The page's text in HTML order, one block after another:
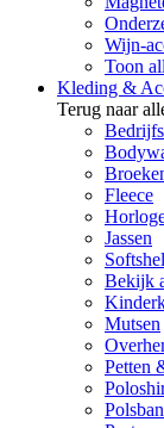
Wijn-
Toon
Kleding &
Terug naar
Fleece
Jassen
Bekijk
Mutsen
Petten